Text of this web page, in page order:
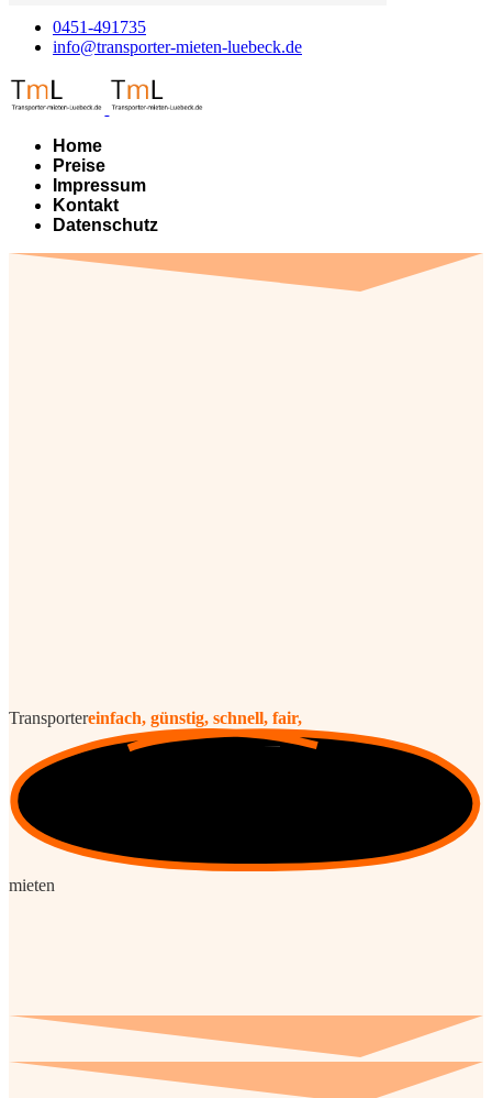
0451-491735
info@transporter-mieten-luebeck.de
Home
Preise
Impressum
Kontakt
Datenschutz
Transportereinfach, günstig, schnell, fair,
mieten